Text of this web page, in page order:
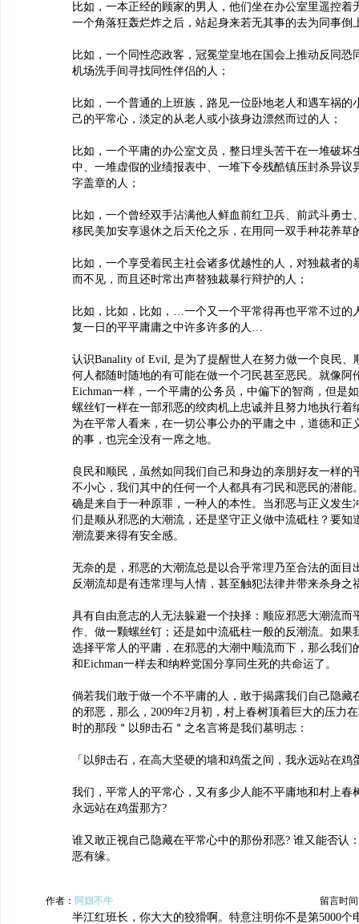
比如，一本正经的顾家的男人，他们坐在办公室里遥控着
一个角落狂轰烂炸之后，站起身来若无其事的去为同事倒
比如，一个同性恋政客，冠冕堂皇地在国会上推动反同恐
机场洗手间寻找同性伴侣的人；
比如，一个普通的上班族，路见一位卧地老人和遇车祸的
己的平常心，淡定的从老人或小孩身边漂然而过的人；
比如，一个平庸的办公室文员，整日埋头苦干在一堆破坏
中、一堆虚假的业绩报表中、一堆下令残酷镇压封杀异议
字盖章的人；
比如，一个曾经双手沾满他人鲜血前红卫兵、前武斗勇士
移民美加安享退休之后天伦之乐，在用同一双手种花养草
比如，一个享受着民主社会诸多优越性的人，对独裁者的
而不见，而且还时常出声替独裁暴行辩护的人；
比如，比如，比如，…一个又一个平常得再也平常不过的
复一日的平平庸庸之中许多许多的人…
认识Banality of Evil, 是为了提醒世人在努力做一个良民、
何人都随时随地的有可能在做一个刁民甚至恶民。就像阿
Eichman一样，一个平庸的公务员，中偏下的智商，但是
螺丝钉一样在一部邪恶的绞肉机上忠诚并且努力地执行着
为在平常人看来，在一切公事公办的平庸之中，道德和正
的事，也完全没有一席之地。
良民和顺民，虽然如同我们自己和身边的亲朋好友一样的
不小心，我们其中的任何一个人都具有刁民和恶民的潜能
确是来自于一种原罪，一种人的本性。当邪恶与正义发生
们是顺从邪恶的大潮流，还是坚守正义做中流砥柱？要知
潮流要来得有安全感。
无奈的是，邪恶的大潮流总是以合乎常理乃至合法的面目
反潮流却是有违常理与人情，甚至触犯法律并带来杀身之
具有自由意志的人无法躲避一个抉择：顺应邪恶大潮流而
作、做一颗螺丝钉；还是如中流砥柱一般的反潮流。如果
选择平常人的平庸，在邪恶的大潮中顺流而下，那么我们
和Eichman一样去和纳粹党国分享同生死的共命运了。
倘若我们敢于做一个不平庸的人，敢于揭露我们自己隐藏
的邪恶，那么，2009年2月初，村上春树顶着巨大的压力
时的那段＂以卵击石＂之名言将是我们墓明志：
「以卵击石，在高大坚硬的墙和鸡蛋之间，我永远站在鸡
我们，平常人的平常心，又有多少人能不平庸地和村上春
永远站在鸡蛋那方?
谁又敢正视自己隐藏在平常心中的那份邪恶? 谁又能否认
恶有缘。
作者： 阿妞不牛 留言时间
半江红班长，你大大的狡猾啊。特意注明你不是第5000个